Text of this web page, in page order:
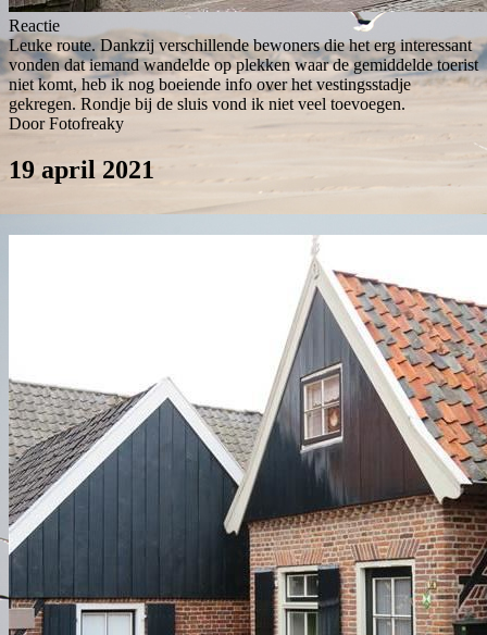
Reactie
Leuke route. Dankzij verschillende bewoners die het erg interessant
vonden dat iemand wandelde op plekken waar de gemiddelde toerist
niet komt, heb ik nog boeiende info over het vestingsstadje
gekregen. Rondje bij de sluis vond ik niet veel toevoegen.
Door Fotofreaky
19 april 2021